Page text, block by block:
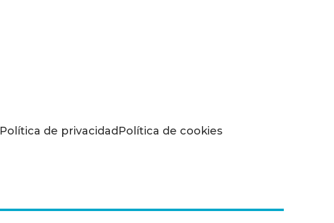
Política de privacidad Política de cookies